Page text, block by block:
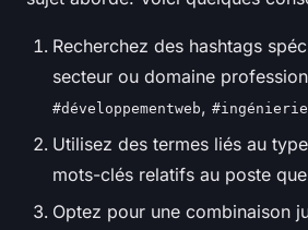
Recherchez des hashtags
secteur ou domaine
#développementweb, #ingénierie
Utilisez des termes liés au
mots-clés relatifs au poste
Optez pour une combinaison